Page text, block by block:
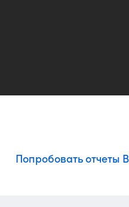
Попробовать отчеты